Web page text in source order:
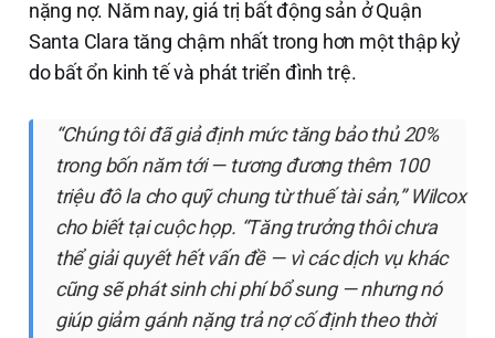
nặng nợ. Năm nay, giá trị bất động sản ở Quận
Santa Clara tăng chậm nhất trong hơn một thập kỷ
do bất ổn kinh tế và phát triển đình trệ.
“Chúng tôi đã giả định mức tăng bảo thủ 20%
trong bốn năm tới — tương đương thêm 100
triệu đô la cho quỹ chung từ thuế tài sản,” Wilcox
cho biết tại cuộc họp. “Tăng trưởng thôi chưa
thể giải quyết hết vấn đề — vì các dịch vụ khác
cũng sẽ phát sinh chi phí bổ sung — nhưng nó
giúp giảm gánh nặng trả nợ cố định theo thời